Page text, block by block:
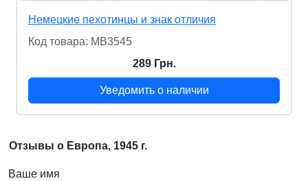
Немецкие пехотинцы и знак отличия
Код товара: MB3545
289 Грн.
Уведомить о наличии
Отзывы о Европа, 1945 г.
Ваше имя